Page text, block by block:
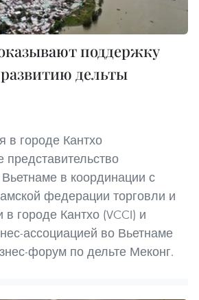
поддержку
дельты
в городе Кантхо
представительство
в координации с
федерации торговли и
городе Кантхо (VCCI) и
ассоциацией во Вьетнаме
форум по дельте Меконг.